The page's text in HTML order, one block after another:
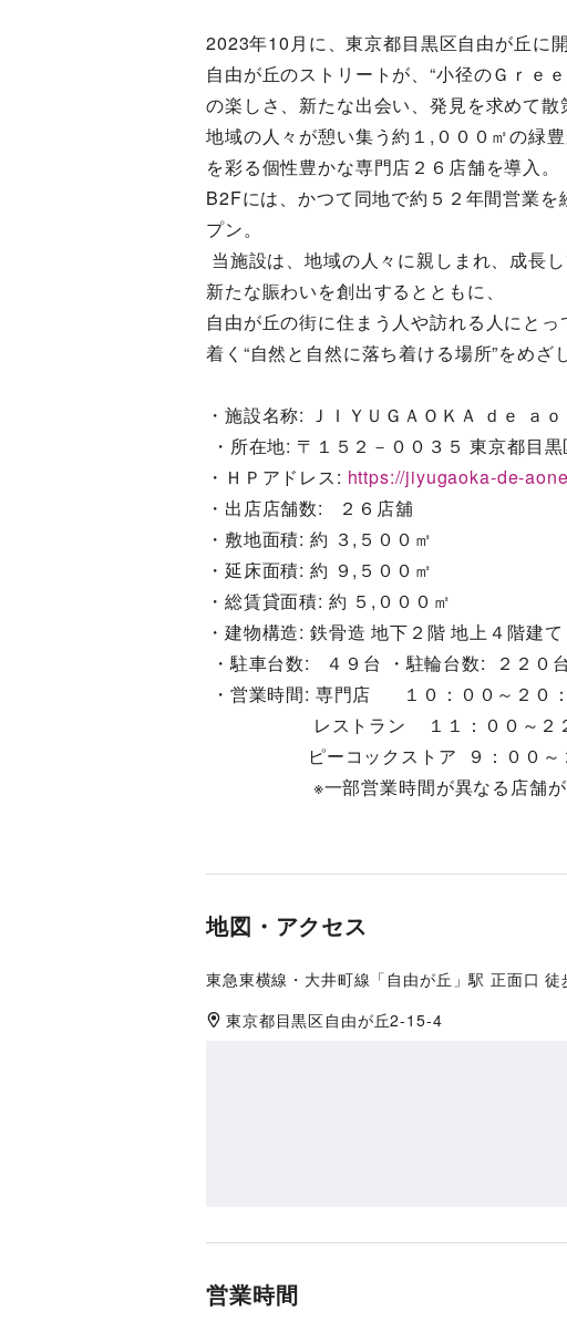
2023年10月に、東京都目黒区自由が丘に開
自由が丘のストリートが、“小径のＧｒｅ
の楽しさ、新たな出会い、発見を求めて散
地域の人々が憩い集う約１,０００㎡の緑
を彩る個性豊かな専門店２６店舗を導入。
B2Fには、かつて同地で約５２年間営業
プン。
新たな賑わいを創出するとともに、
自由が丘の街に住まう人や訪れる人にと
着く“自然と自然に落ち着ける場所”をめざ
・施設名称: ＪＩＹＵＧＡＯＫＡ ｄｅ ａ
・所在地: 〒１５２－００３５ 東京都目
・ＨＰアドレス: https://jiyugaoka-de-
・出店店舗数:   ２６店舖
・敷地面積: 約 ３,５００㎡
・延床面積: 約 ９,５００㎡
・総賃貸面積: 約 ５,０００㎡
・建物構造: 鉄骨造 地下２階 地上４階建て
・駐車台数:   ４９台 ・駐輪台数:  ２２０台
・営業時間: 専門店      １０：００～２０
レストラン    １１：０
ピーコックストア  ９：
※一部営業時間が異なる
地図・アクセス
東急東横線・大井町線「自由が丘」駅 正面口 徒
東京都目黒区自由が丘2-15-4
営業時間